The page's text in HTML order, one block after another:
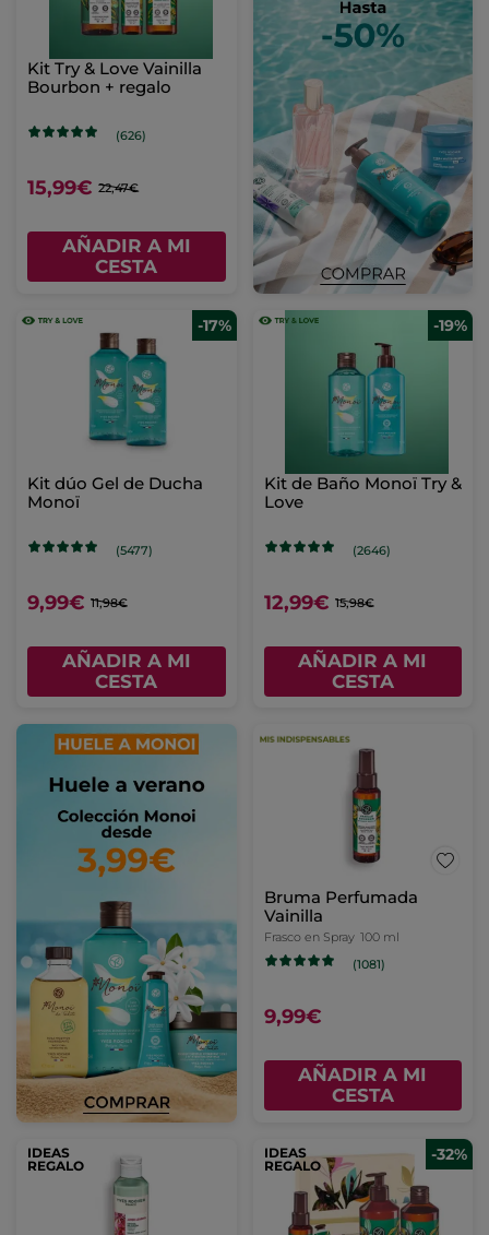
Kit Try & Love Vainilla
Bourbon + regalo
(626)
15,99€ 22,47€
AÑADIR A MI
CESTA
-17%
Kit dúo Gel de Ducha
Monoï
(5477)
9,99€ 11,98€
AÑADIR A MI
CESTA
-19%
Kit de Baño Monoï Try &
Love
(2646)
12,99€ 15,98€
AÑADIR A MI
CESTA
Bruma Perfumada
Vainilla
Frasco en Spray 100 ml
(1081)
9,99€
AÑADIR A MI
CESTA
IDEAS
REGALO
IDEAS
REGALO
-32%